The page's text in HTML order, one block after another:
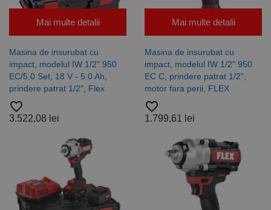
Mai multe detalii
Masina de insurubat cu
impact, modelul IW 1/2" 950
EC/5.0 Set, 18 V - 5.0 Ah,
prindere patrat 1/2", Flex
favorite_border
3.522,08 lei
Mai multe detalii
Masina de insurubat cu
impact, modelul IW 1/2" 950
EC C, prindere patrat 1/2",
motor fara perii, FLEX
favorite_border
1.799,61 lei